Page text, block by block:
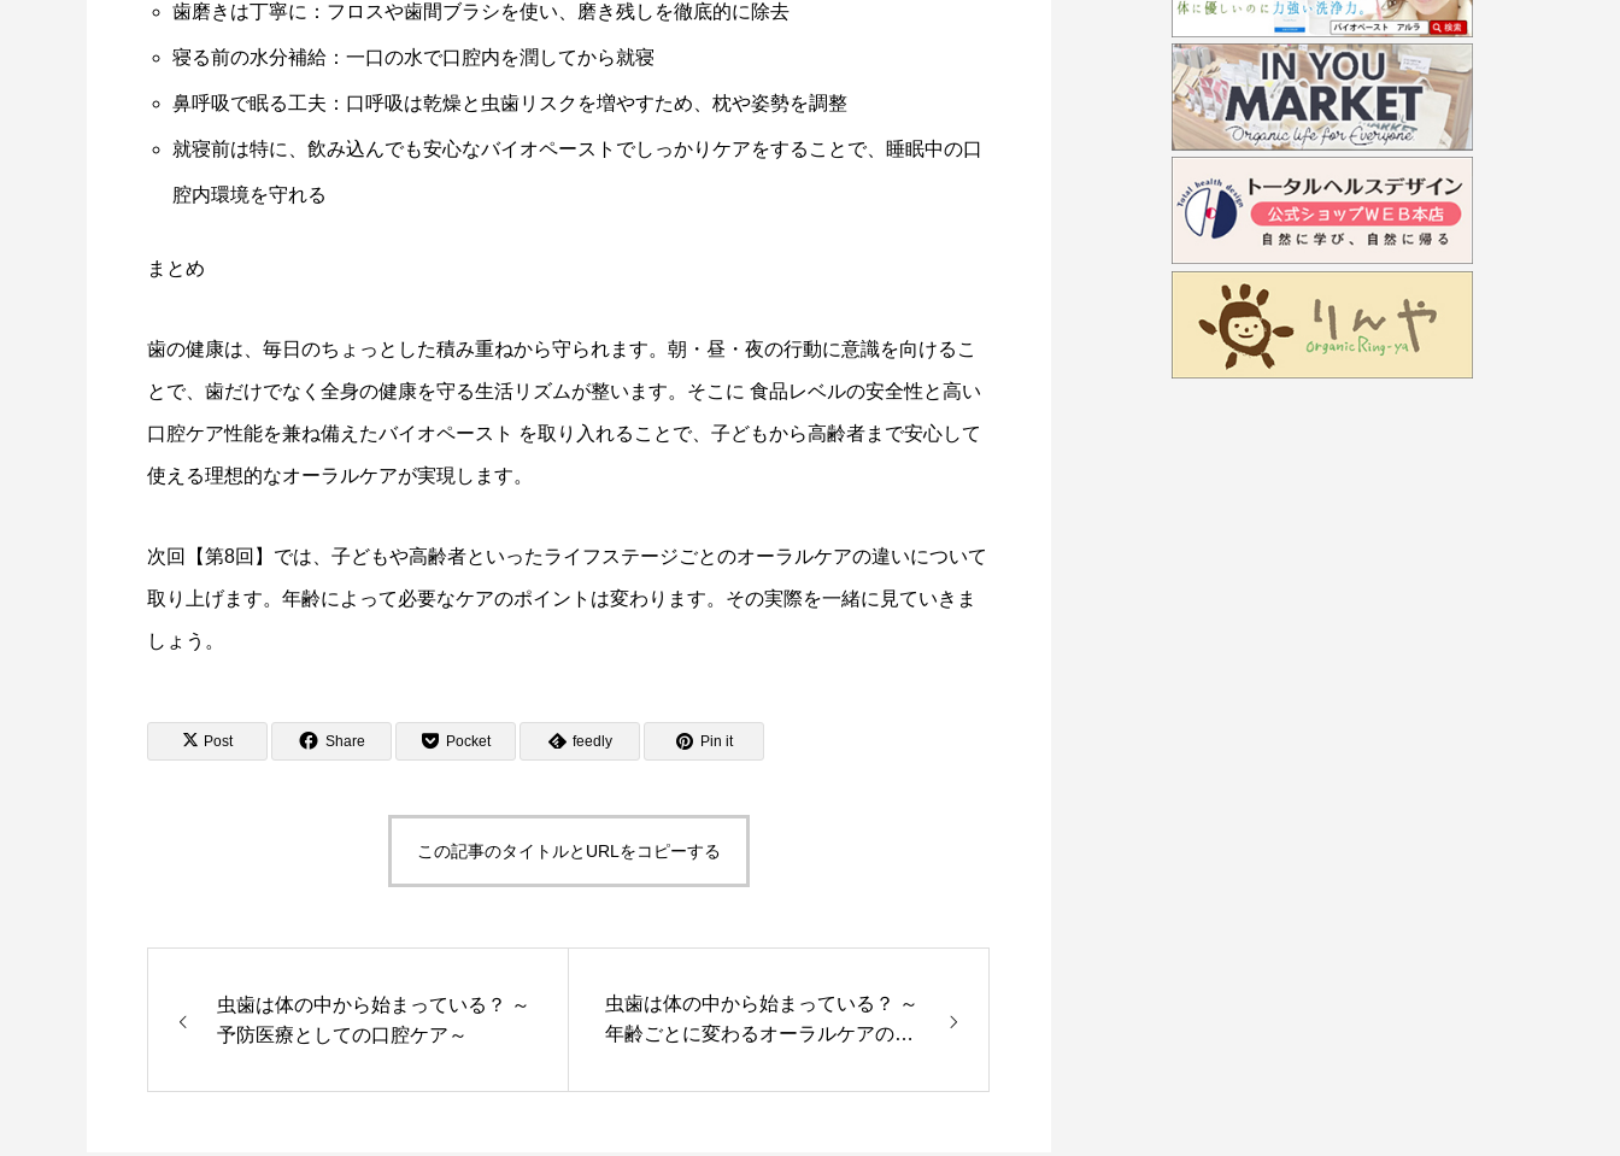
歯磨きは丁寧に：フロスや歯間ブラシを使い、磨き残しを徹底的に除去
寝る前の水分補給：一口の水で口腔内を潤してから就寝
鼻呼吸で眠る工夫：口呼吸は乾燥と虫歯リスクを増やすため、枕や姿勢を調整
就寝前は特に、飲み込んでも安心なバイオペーストでしっかりケアをすることで、睡眠中の口
腔内環境を守れる
まとめ
歯の健康は、毎日のちょっとした積み重ねから守られます。朝・昼・夜の行動に意識を向けるこ
とで、歯だけでなく全身の健康を守る生活リズムが整います。そこに 食品レベルの安全性と高い
口腔ケア性能を兼ね備えたバイオペースト を取り入れることで、子どもから高齢者まで安心して
使える理想的なオーラルケアが実現します。
次回【第8回】では、子どもや高齢者といったライフステージごとのオーラルケアの違いについて
取り上げます。年齢によって必要なケアのポイントは変わります。その実際を一緒に見ていきま
しょう。
Post Share Pocket feedly Pin it
この記事のタイトルとURLをコピーする
虫歯は体の中から始まっている？ ～
予防医療としての口腔ケア～
虫歯は体の中から始まっている？ ～
年齢ごとに変わるオーラルケアのポ